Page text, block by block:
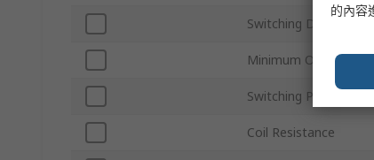
Switching DC Voltage
Minimum Operating
Switching Power
Coil Resistance
的內容